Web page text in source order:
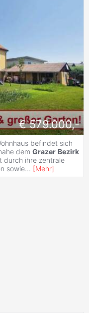
€ 579.000,-
befindet sich
dem Grazer Bezirk
durch ihre zentrale
sowie... [Mehr]